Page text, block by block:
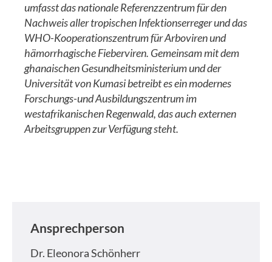
umfasst das nationale Referenzzentrum für den
Nachweis aller tropischen Infektionserreger und das
WHO-Kooperationszentrum für Arboviren und
hämorrhagische Fieberviren. Gemeinsam mit dem
ghanaischen Gesundheitsministerium und der
Universität von Kumasi betreibt es ein modernes
Forschungs-und Ausbildungszentrum im
westafrikanischen Regenwald, das auch externen
Arbeitsgruppen zur Verfügung steht.
Ansprechperson
Dr. Eleonora Schönherr